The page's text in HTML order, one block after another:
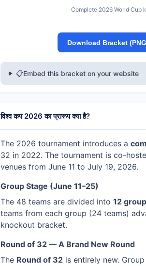
Complete 2026 World Cup
Download Bracket
📋Embed this bracket on your website
विश्व कप 2026 का प्रारूप क्या है?
The 2026 tournament introduces a
32 in 2022. The tournament is co-
venues from June 11 to July 19, 2026.
Group Stage (June 11–25)
The 48 teams are divided into 12
teams from each group (24 teams)
knockout bracket.
Round of 32 — A Brand New Round
The Round of 32 is entirely new.